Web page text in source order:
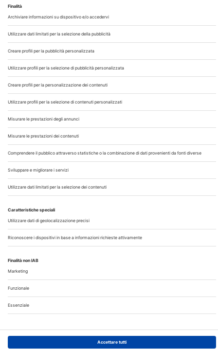
Chi Siamo
Note Legali
Privacy
©2026 Edra S.p.a | www.edraspa.it | P.iva 08056040960
| Tel. 02/881841 | Sede legale: Viale Enrico Forlanini 21 -
20134 Milano (Italy)
5/05/2022